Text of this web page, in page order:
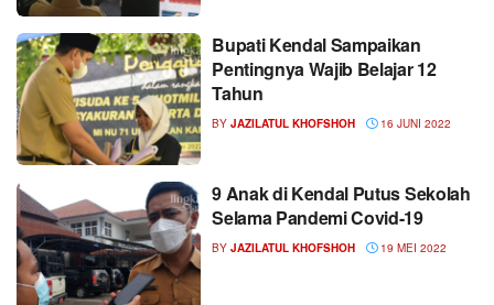
Bupati Kendal Sampaikan
Pentingnya Wajib Belajar 12
Tahun
BY JAZILATUL KHOFSHOH 16 JUNI 2022
9 Anak di Kendal Putus Sekolah
Selama Pandemi Covid-19
BY JAZILATUL KHOFSHOH 19 MEI 2022